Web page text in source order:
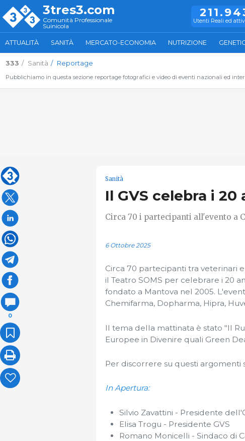
3tres3.com
Comunità Professionale
Suinicola
Utenti Reali ed
ATTUALITÀ SANITÀ MERCATO-ECONOMIA NUTRIZIONE
333 Sanità Reportage
Pubblichiamo in questa sezione reportage fotografici e video di eventi nazionali ed
0
Sanità
Il GVS celebra i
Circa 70 i partecipanti all'evento a
6 Ottobre 2025
Circa 70 partecipanti tra veterinari
il Teatro SOMS per celebrare i 20
fondato a Mantova nel 2005.
Chemifarma, Dopharma, Hipra,
Il tema della mattinata è stato "Il
Europee in Divenire quali Green
Per discorrere su questi argomenti
In Apertura:
Silvio Zavattini - Presidente
Elisa Trogu - Presidente GVS
Romano Monicelli - Sindaco di